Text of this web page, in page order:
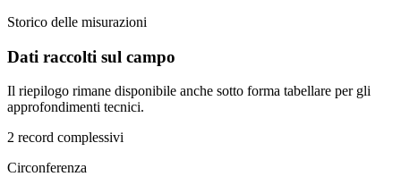
Storico delle misurazioni
Dati raccolti sul campo
Il riepilogo rimane disponibile anche sotto forma tabellare per gli
approfondimenti tecnici.
2 record complessivi
Circonferenza